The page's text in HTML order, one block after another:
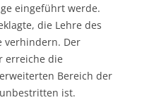
eingeführt werde.
die Lehre des
verhindern. Der
erreiche die
Bereich der
ist.